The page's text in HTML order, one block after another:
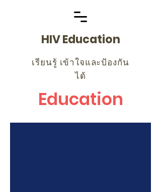
HIV Education
เรียนรู้ เข้าใจและป้องกัน
ได้
Education